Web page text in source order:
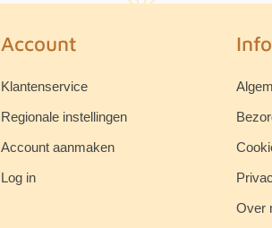
Account
Klantenservice
Regionale instellingen
Account aanmaken
Log in
Over